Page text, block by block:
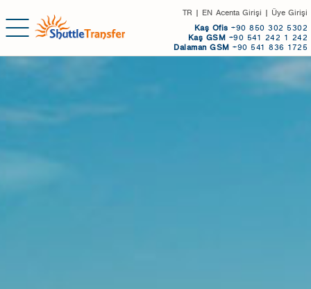
Acenta Girişi | Üye Girişi
TR | EN
Kaş Ofis +90 850 302 5302
Kaş GSM +90 541 242 1 242
Dalaman GSM +90 541 836 1725